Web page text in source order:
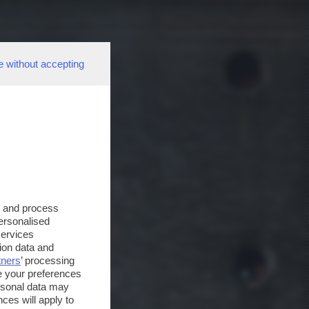
without accepting
process
data and
’ processing
your preferences
data may
will apply to